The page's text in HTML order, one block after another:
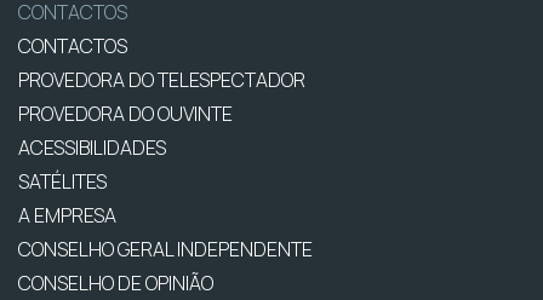
CONTACTOS
CONTACTOS
PROVEDORA DO TELESPECTADOR
PROVEDORA DO OUVINTE
ACESSIBILIDADES
SATÉLITES
A EMPRESA
CONSELHO GERAL INDEPENDENTE
CONSELHO DE OPINIÃO